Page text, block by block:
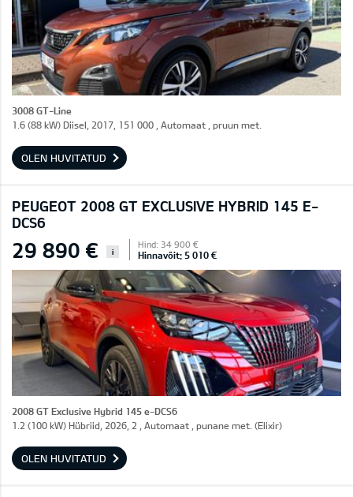
3008 GT-Line
1.6 (88 kW) Diisel, 2017, 151 000 , Automaat , pruun met.
OLEN HUVITATUD
PEUGEOT 2008 GT EXCLUSIVE HYBRID 145 E-
DCS6
29 890 € i
Hind: 34 900 €
Hinnavõit: 5 010 €
2008 GT Exclusive Hybrid 145 e-DCS6
1.2 (100 kW) Hübriid, 2026, 2 , Automaat , punane met. (Elixir)
OLEN HUVITATUD